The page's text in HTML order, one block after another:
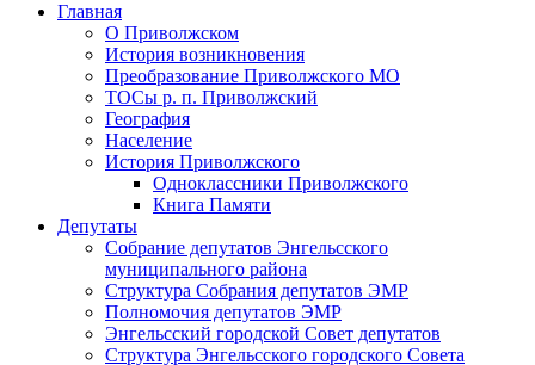
Главная
О Приволжском
История возникновения
Преобразование Приволжского МО
ТОСы р. п. Приволжский
География
Население
История Приволжского
Одноклассники Приволжского
Книга Памяти
Депутаты
Собрание депутатов Энгельсского
муниципального района
Структура Собрания депутатов ЭМР
Полномочия депутатов ЭМР
Энгельсский городской Совет депутатов
Структура Энгельсского городского Совета